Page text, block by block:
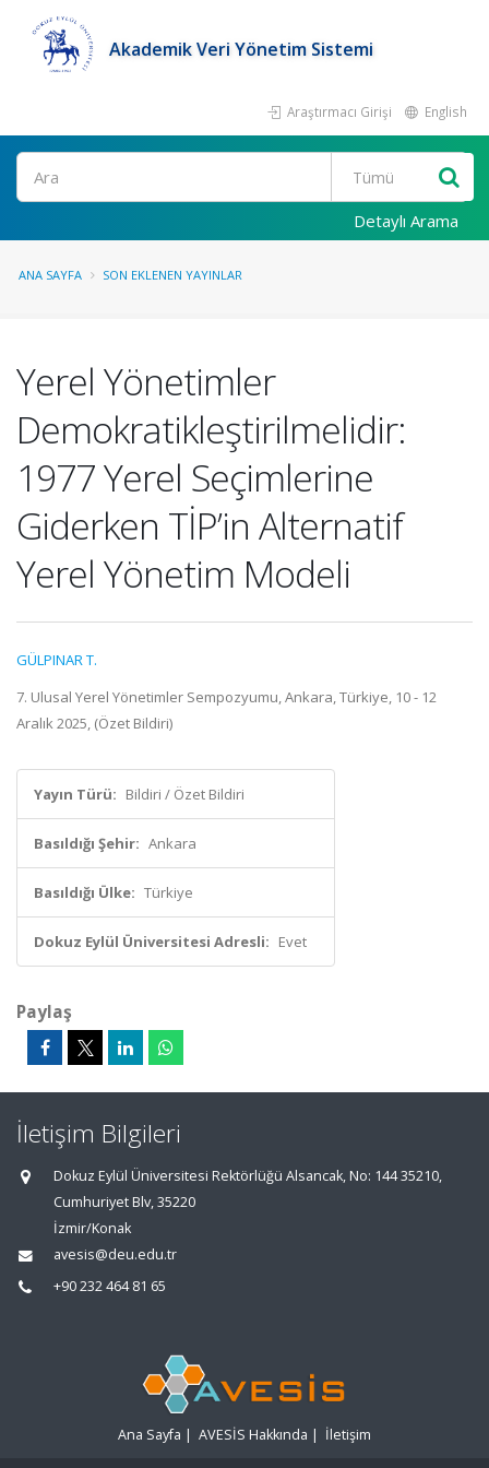
Akademik Veri Yönetim Sistemi
Araştırmacı Girişi English
Ara
Detaylı Arama
ANA SAYFA SON EKLENEN YAYINLAR
Yerel Yönetimler
Demokratikleştirilmelidir:
1977 Yerel Seçimlerine
Giderken TİP’in Alternatif
Yerel Yönetim Modeli
GÜLPINAR T.
7. Ulusal Yerel Yönetimler Sempozyumu, Ankara, Türkiye, 10 - 12
Aralık 2025, (Özet Bildiri)
Yayın Türü: Bildiri / Özet Bildiri
Basıldığı Şehir: Ankara
Basıldığı Ülke: Türkiye
Dokuz Eylül Üniversitesi Adresli: Evet
Paylaş
İletişim Bilgileri
Dokuz Eylül Üniversitesi Rektörlüğü Alsancak, No: 144 35210,
Cumhuriyet Blv, 35220
İzmir/Konak
avesis@deu.edu.tr
+90 232 464 81 65
Ana Sayfa | AVESİS Hakkında | İletişim